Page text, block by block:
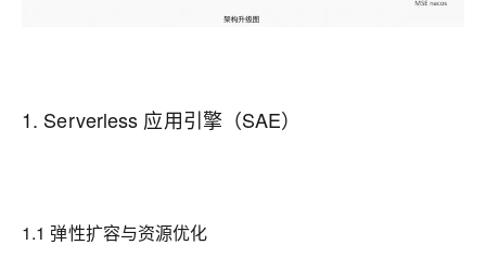
1. Serverless 应用引擎（SAE）
1.1 弹性扩容与资源优化